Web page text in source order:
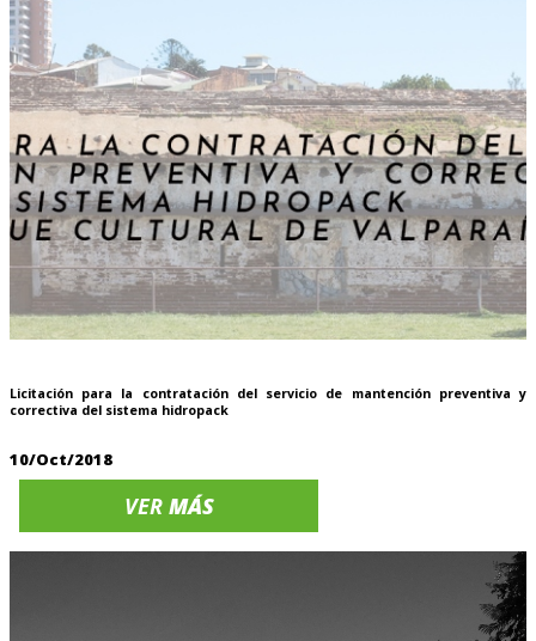
Licitación para la contratación del servicio de mantención preventiva y
correctiva del sistema hidropack
10/Oct/2018
VER MÁS